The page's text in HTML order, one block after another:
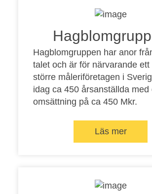
Hagblomgruppen har anor
talet och är för närvarande ett
större måleriföretagen i
idag ca 450 årsanställda med
omsättning på ca 450 Mkr.
Läs mer